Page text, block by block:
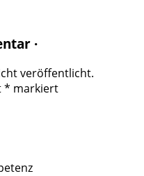
·
veröffentlicht.
* markiert